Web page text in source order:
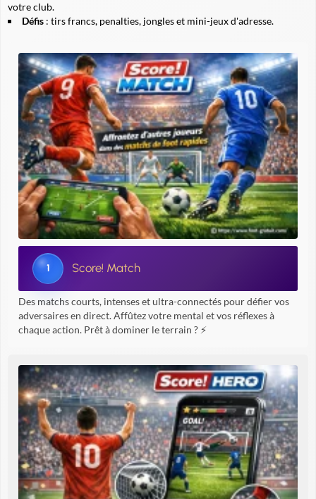
votre club.
Défis : tirs francs, penalties, jongles et mini-jeux d'adresse.
1 Score! Match
Des matchs courts, intenses et ultra-connectés pour défier vos
adversaires en direct. Affûtez votre mental et vos réflexes à
chaque action. Prêt à dominer le terrain ? ⚡